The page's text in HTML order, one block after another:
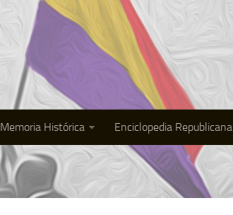
Memoria Histórica Enciclopedia Republicana